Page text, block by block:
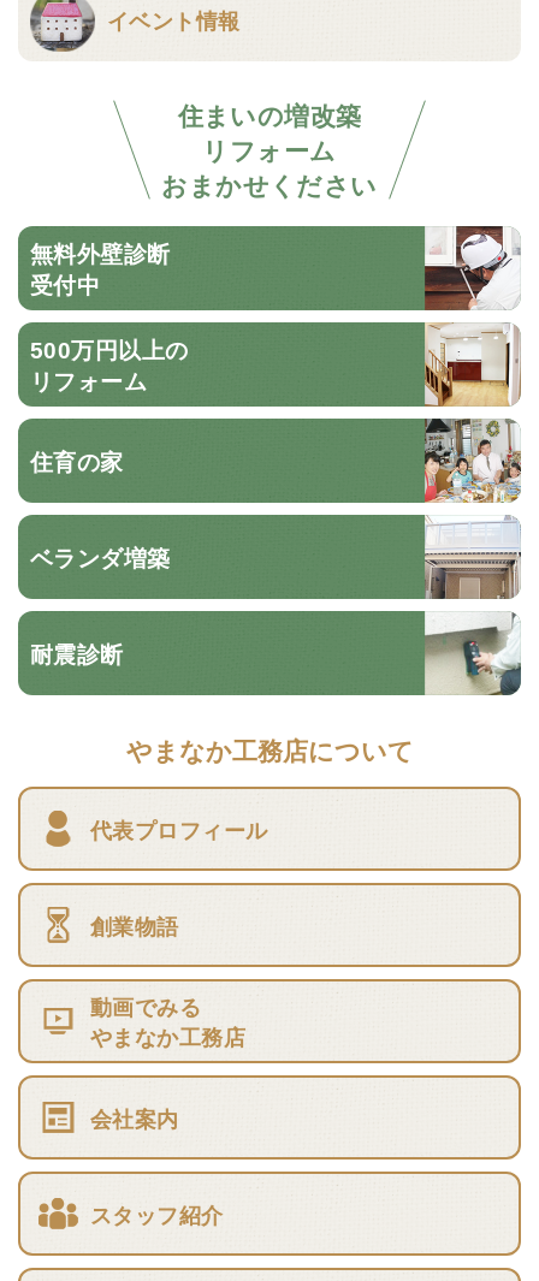
イベント情報
住まいの増改築
リフォーム
おまかせください
無料外壁診断
受付中
500万円以上の
リフォーム
住育の家
ベランダ増築
耐震診断
やまなか工務店について
代表プロフィール
創業物語
動画でみる
やまなか工務店
会社案内
スタッフ紹介